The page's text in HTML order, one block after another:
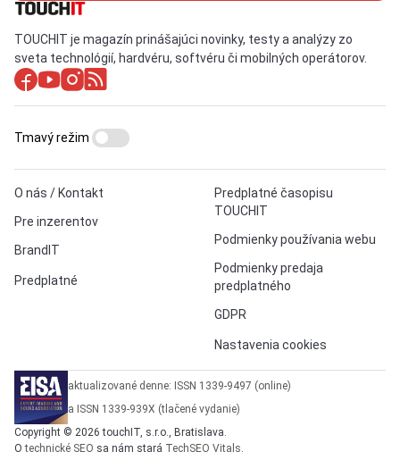
TOUCHIT je magazín prinášajúci novinky, testy a analýzy zo
sveta technológií, hardvéru, softvéru či mobilných operátorov.
O nás / Kontakt
Pre inzerentov
BrandIT
Predplatné
Predplatné časopisu
TOUCHIT
Podmienky používania webu
Podmienky predaja
predplatného
GDPR
Nastavenia cookies
Tmavý režim
aktualizované denne: ISSN 1339-9497 (online)
a ISSN 1339-939X (tlačené vydanie)
Copyright © 2026 touchIT, s.r.o., Bratislava.
Otechnické SEO sa nám stará TechSEO Vitals.